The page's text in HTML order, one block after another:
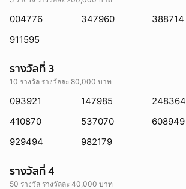
004776 347960 388714
911595
รางวัลที่ 3
10 รางวัล รางวัลละ 80,000 บาท
093921 147985 248364
410870
537070 608949
929494
982179
รางวัลที่ 4
50 รางวัล รางวัลละ 40,000 บาท